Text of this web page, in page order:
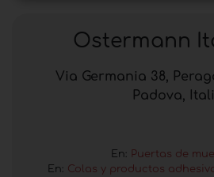
Ostermann
Via Germania 38,
Padova,
En: Puertas de
En: Colas y productos